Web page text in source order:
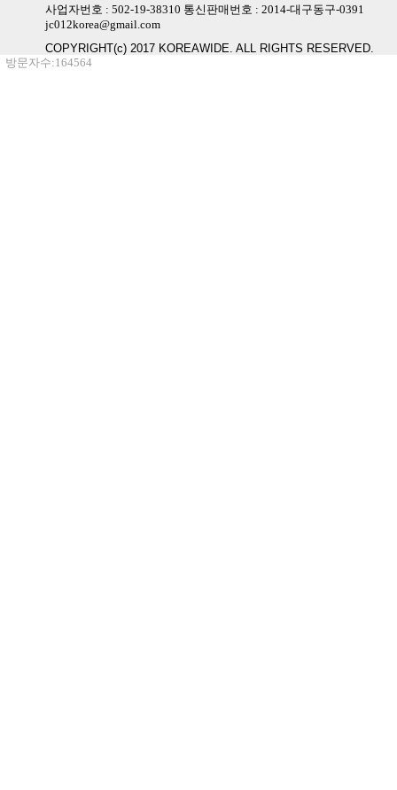
사업자번호 : 502-19-38310 통신판매번호 : 2014-대구동구-0391
jc012korea@gmail.com
COPYRIGHT(c) 2017 KOREAWIDE. ALL RIGHTS RESERVED.
방문자수:164564